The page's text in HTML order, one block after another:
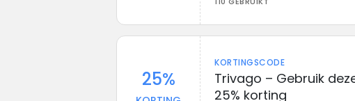
25%
KORTINGSCODE
Trivago – Gebruik
25% korting